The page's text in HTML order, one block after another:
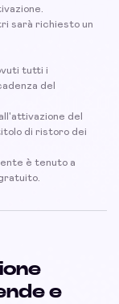
sarà richiesto un
tutti i
del
del
di ristoro dei
è tenuto a
e